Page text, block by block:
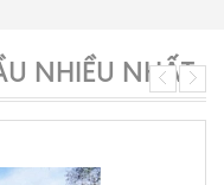
NHIỀU NHẤT